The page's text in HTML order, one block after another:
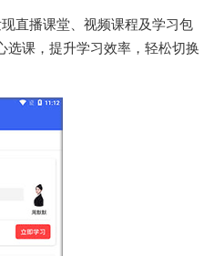
直播课堂、视频课程及学习包
选课，提升学习效率，轻松切换